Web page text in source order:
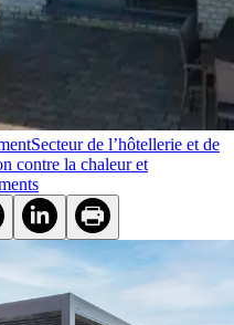
Secteur de l’hôtellerie et de
contre la chaleur et